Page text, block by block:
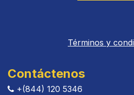
Términos y
Contáctenos
+(844) 120 5346